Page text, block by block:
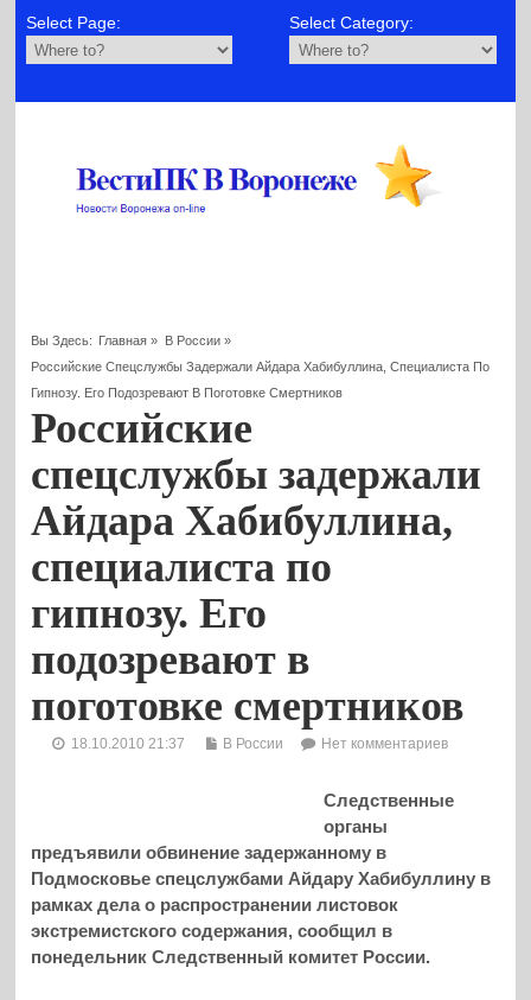
Select Page: Select Category:
Вы Здесь: Главная » В России»
Российские Спецслужбы Задержали Айдара Хабибуллина, Специалиста По
Гипнозу. Его Подозревают В Поготовке Смертников
Российские
спецслужбы задержали
Айдара Хабибуллина,
специалиста по
гипнозу. Его
подозревают в
поготовке смертников
18.10.2010 21:37 В России Нет комментариев
Следственные
органы
предъявили обвинение задержанному в
Подмосковье спецслужбами Айдару Хабибуллину в
рамках дела о распространении листовок
экстремистского содержания, сообщил в
понедельник Следственный комитет России.